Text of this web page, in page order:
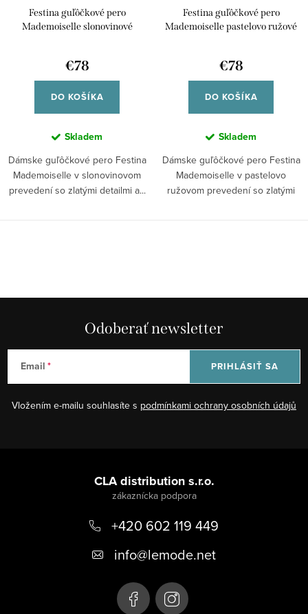
Festina guľôčkové pero
Mademoiselle slonovinové
€78
DO KOŠÍKA
Skladem
Dámske guľôčkové pero Festina
Mademoiselle v slonovinovom
prevedení so zlatými detailmi a...
Festina guľôčkové pero
Mademoiselle pastelovo ružové
€78
DO KOŠÍKA
Skladem
Dámske guľôčkové pero Festina
Mademoiselle v pastelovo
ružovom prevedení so zlatými
á
p
Odoberať newsletter
Email
Vložením e-mailu souhlasíte s podmínkami ochrany osobních údajů
PRIHLÁSIŤ SA
CLA distribution s.r.o.
+420 602 119 449
info@lemode.net